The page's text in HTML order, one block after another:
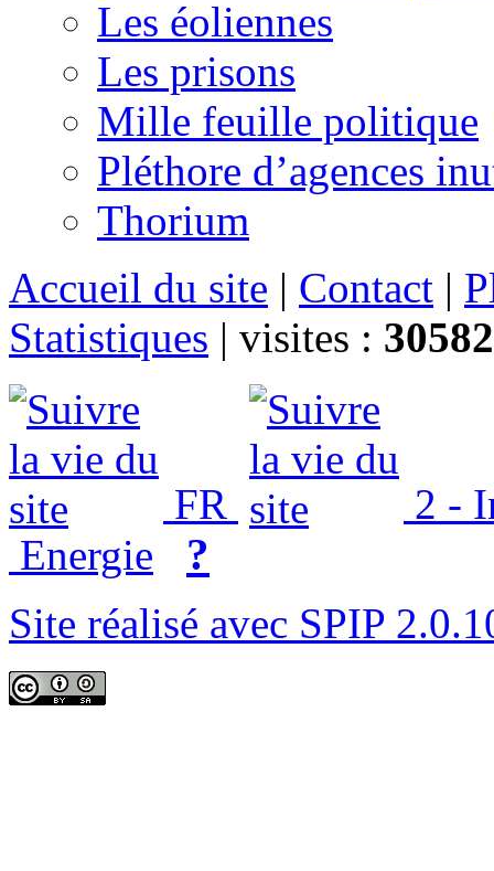
Les éoliennes
Les prisons
Mille feuille politique
Pléthore d’agences
Thorium
Accueil du site | Contact |
Statistiques | visites :
FR
2 -
Energie
?
Site réalisé avec SPIP